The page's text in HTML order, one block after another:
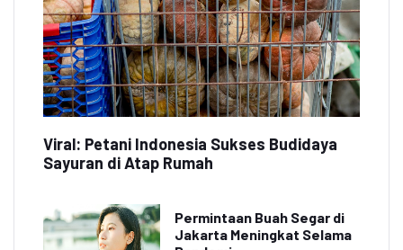
Viral: Petani Indonesia Sukses Budidaya
Sayuran di Atap Rumah
Permintaan Buah Segar di
Jakarta Meningkat Selama